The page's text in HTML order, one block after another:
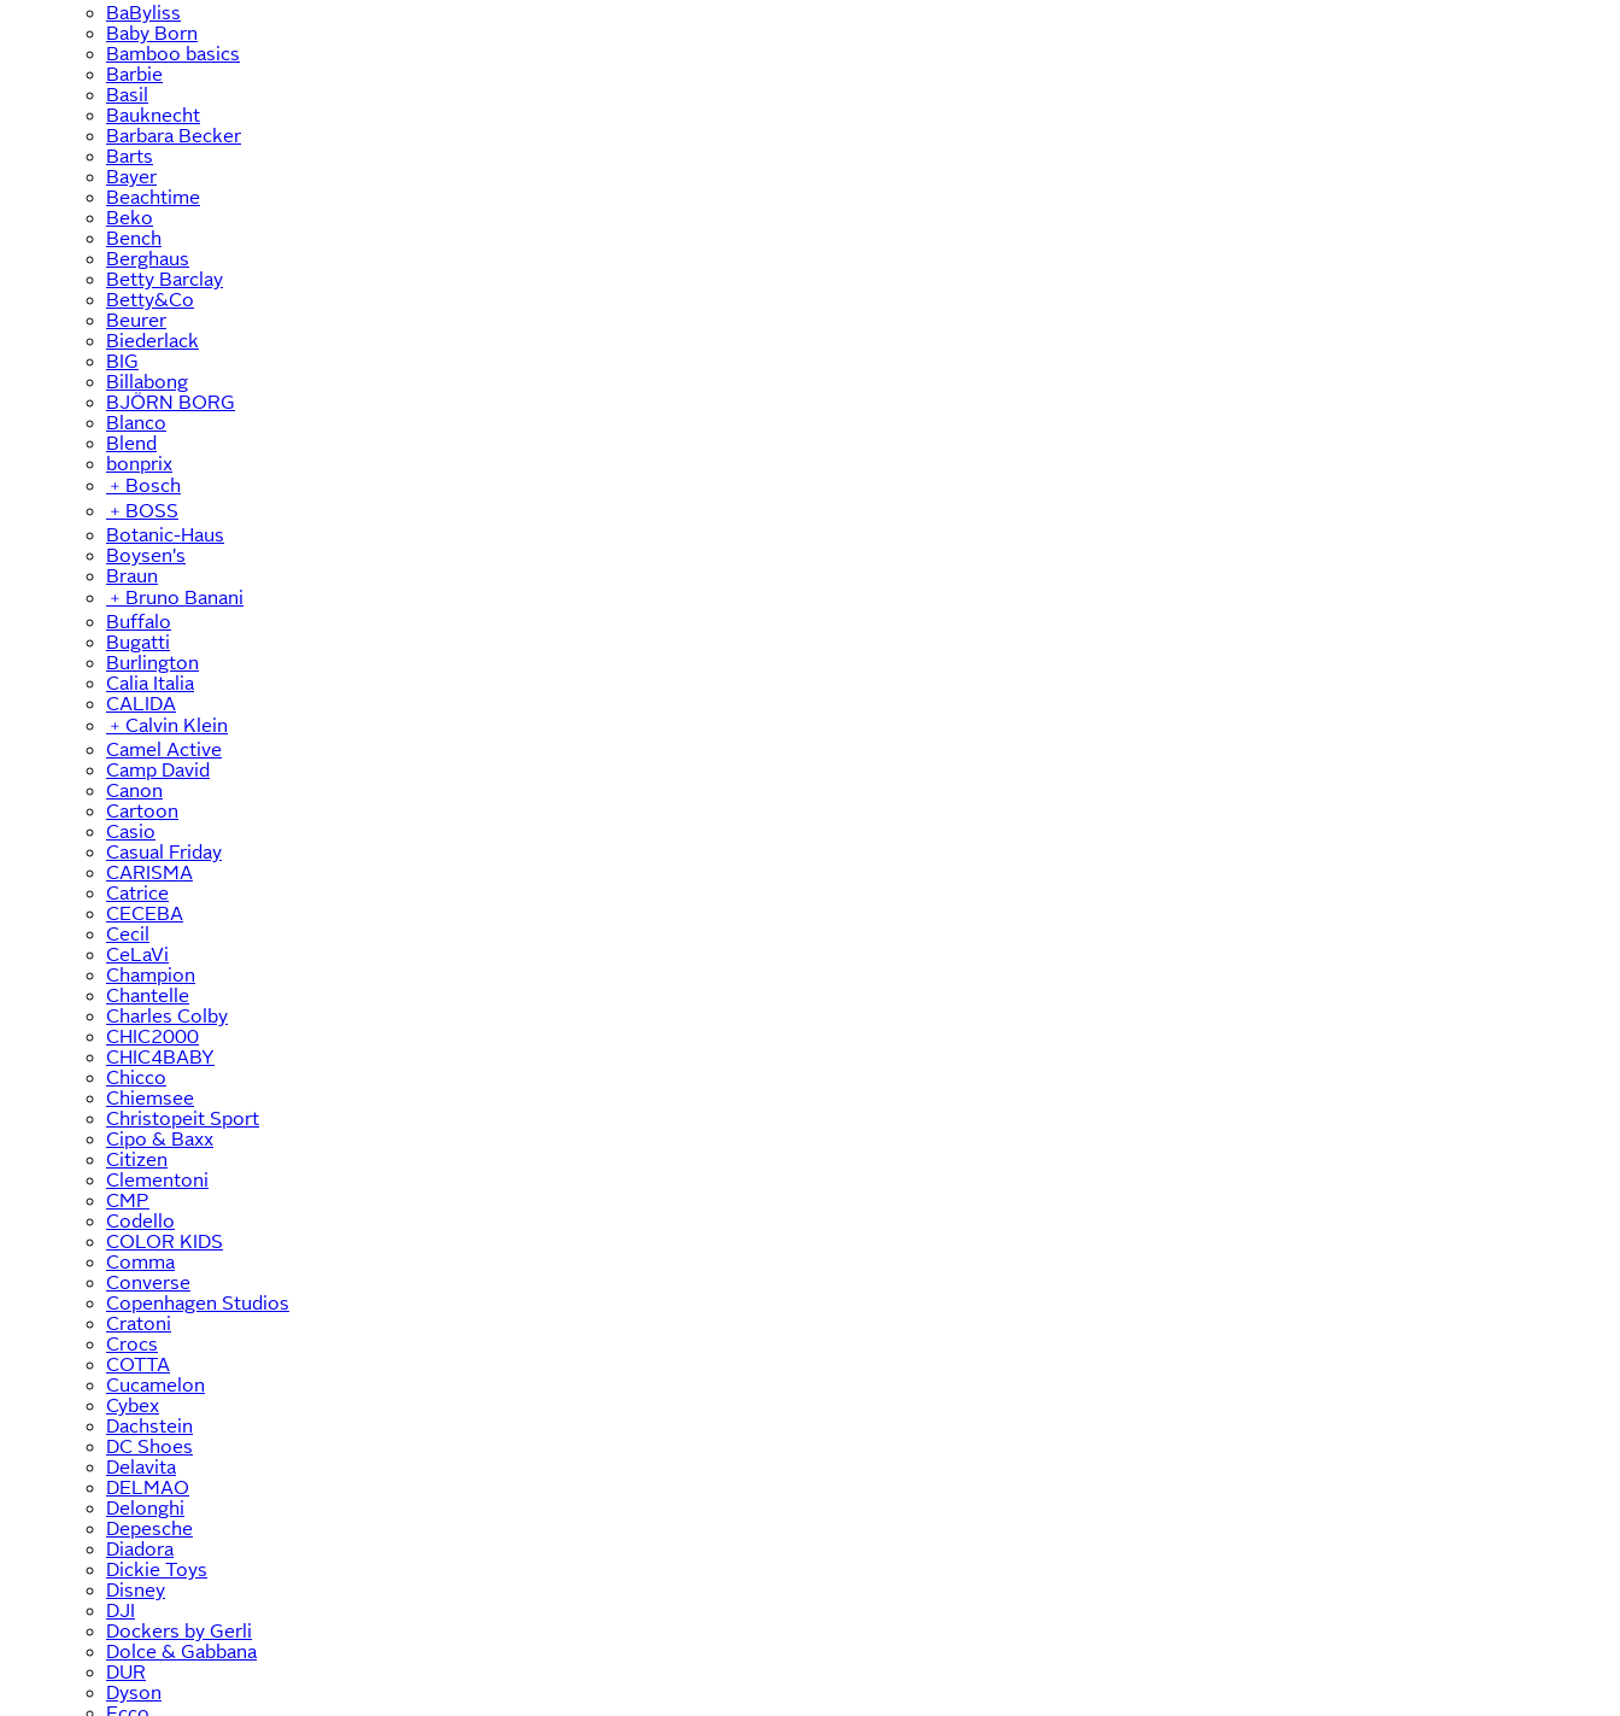
BaByliss
Baby Born
Bamboo basics
Barbie
Basil
Bauknecht
Barbara Becker
Barts
Bayer
Beachtime
Beko
Bench
Berghaus
Betty Barclay
Betty&Co
Beurer
Biederlack
BIG
Billabong
BJÖRN BORG
Blanco
Blend
bonprix
﹢ Bosch
﹢ BOSS
Botanic-Haus
Boysen's
Braun
﹢ Bruno Banani
Buffalo
Bugatti
Burlington
Calia Italia
CALIDA
﹢ Calvin Klein
Camel Active
Camp David
Canon
Cartoon
Casio
Casual Friday
CARISMA
Catrice
CECEBA
Cecil
CeLaVi
Champion
Chantelle
Charles Colby
CHIC2000
CHIC4BABY
Chicco
Chiemsee
Christopeit Sport
Cipo & Baxx
Citizen
Clementoni
CMP
Codello
COLOR KIDS
Comma
Converse
Copenhagen Studios
Cratoni
Crocs
COTTA
Cucamelon
Cybex
Dachstein
DC Shoes
Delavita
DELMAO
Delonghi
Depesche
Diadora
Dickie Toys
Disney
DJI
Dockers by Gerli
Dolce & Gabbana
DUR
Dyson